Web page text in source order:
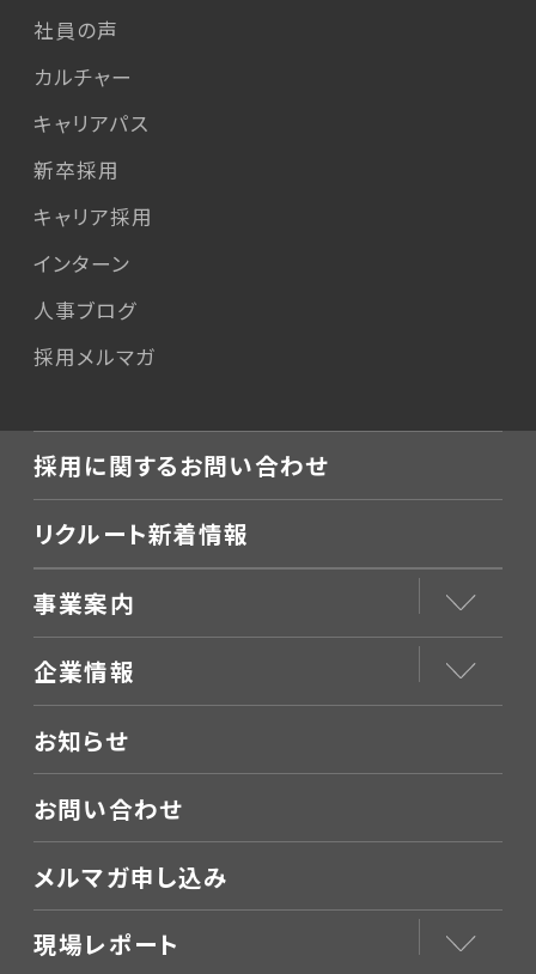
社員の声
カルチャー
キャリアパス
新卒採用
キャリア採用
インターン
人事ブログ
採用メルマガ
採用に関するお問い合わせ
リクルート新着情報
事業案内
企業情報
お知らせ
お問い合わせ
メルマガ申し込み
現場レポート